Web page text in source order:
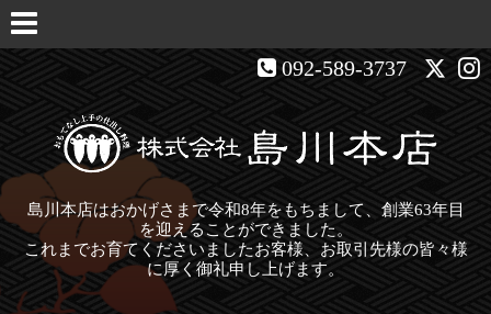
092-589-3737
島川本店はおかげさまで令和8年をもちまして、創業63年目
を迎えることができました。
これまでお育てくださいましたお客様、お取引先様の皆々様
に厚く御礼申し上げます。